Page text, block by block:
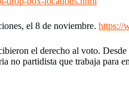
el 8 de noviembre. https://
el derecho al voto.
no partidista que trabaja